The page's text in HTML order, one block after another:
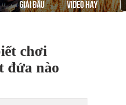
GIẢI ĐẤU VIDEO HAY
chơi
đứa nào